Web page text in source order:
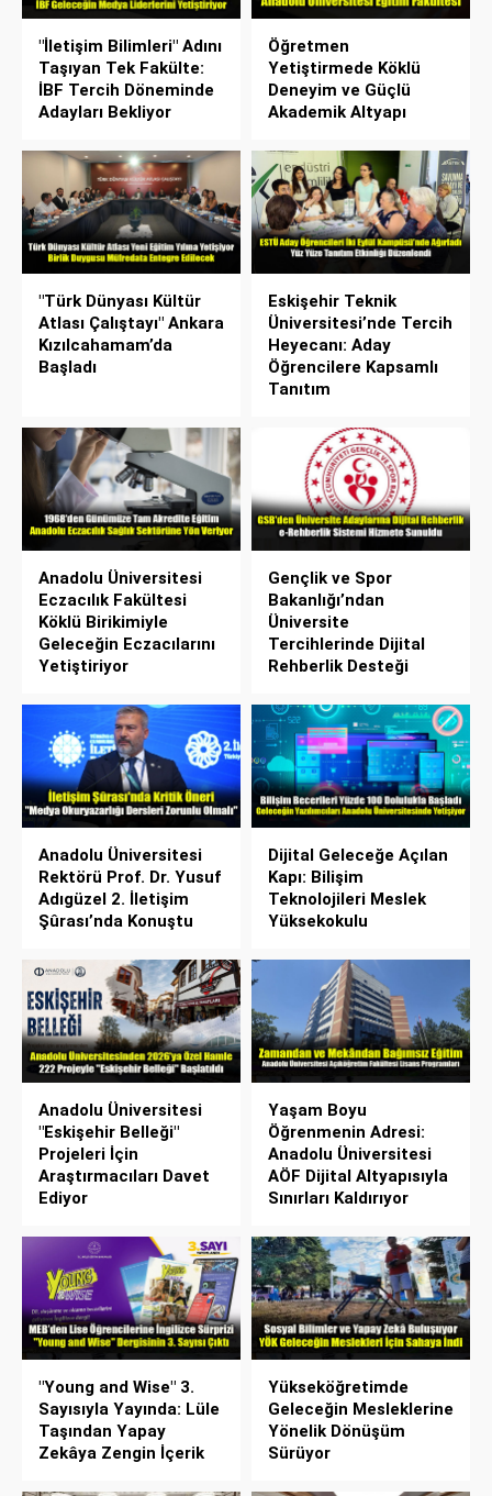
"İletişim Bilimleri" Adını
Taşıyan Tek Fakülte:
İBF Tercih Döneminde
Adayları Bekliyor
Öğretmen
Yetiştirmede Köklü
Deneyim ve Güçlü
Akademik Altyapı
"Türk Dünyası Kültür
Atlası Çalıştayı" Ankara
Kızılcahamam’da
Başladı
Eskişehir Teknik
Üniversitesi’nde Tercih
Heyecanı: Aday
Öğrencilere Kapsamlı
Tanıtım
Anadolu Üniversitesi
Eczacılık Fakültesi
Köklü Birikimiyle
Geleceğin Eczacılarını
Yetiştiriyor
Gençlik ve Spor
Bakanlığı’ndan
Üniversite
Tercihlerinde Dijital
Rehberlik Desteği
Anadolu Üniversitesi
Rektörü Prof. Dr. Yusuf
Adıgüzel 2. İletişim
Şûrası’nda Konuştu
Dijital Geleceğe Açılan
Kapı: Bilişim
Teknolojileri Meslek
Yüksekokulu
Anadolu Üniversitesi
"Eskişehir Belleği"
Projeleri İçin
Araştırmacıları Davet
Ediyor
Yaşam Boyu
Öğrenmenin Adresi:
Anadolu Üniversitesi
AÖF Dijital Altyapısıyla
Sınırları Kaldırıyor
"Young and Wise" 3.
Sayısıyla Yayında: Lüle
Taşından Yapay
Zekâya Zengin İçerik
Yükseköğretimde
Geleceğin Mesleklerine
Yönelik Dönüşüm
Sürüyor